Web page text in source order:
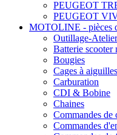
PEUGEOT
PEUGEOT
MOTOLINE - pièces
Outillage-Atelier
Batterie scooter
Bougies
Cages à aiguilles
Carburation
CDI & Bobine
Chaines
Commandes de
Commandes